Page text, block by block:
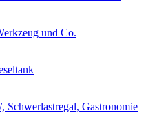
und Co.
Schwerlastregal, Gastronomie